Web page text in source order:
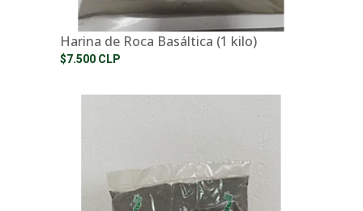
Harina de Roca Basáltica (1 kilo)
$7.500 CLP